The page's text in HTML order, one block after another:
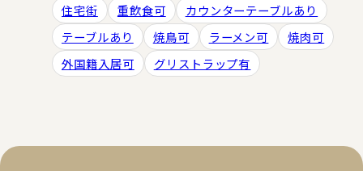
住宅街 重飲食可
カウンターテーブルあり
テーブルあり
焼鳥可 ラーメン可
焼肉可
外国籍入居可
グリストラップ有